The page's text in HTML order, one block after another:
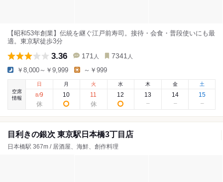
【昭和53年創業】伝統を継ぐ江戸前寿司。接待・会食・普段使いにも最
適。東京駅徒歩3分
3.36 171 人 7341 人
￥8,000～￥9,999 ～￥999
空席
情報
日
8/9
月
10
火
11
水
12
木
13
金
14
土
15
目利きの銀次 東京駅日本橋3丁目店
日本橋駅 367m / 居酒屋、海鮮、創作料理